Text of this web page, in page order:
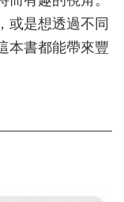
或是想透過不同
本書都能帶來豐